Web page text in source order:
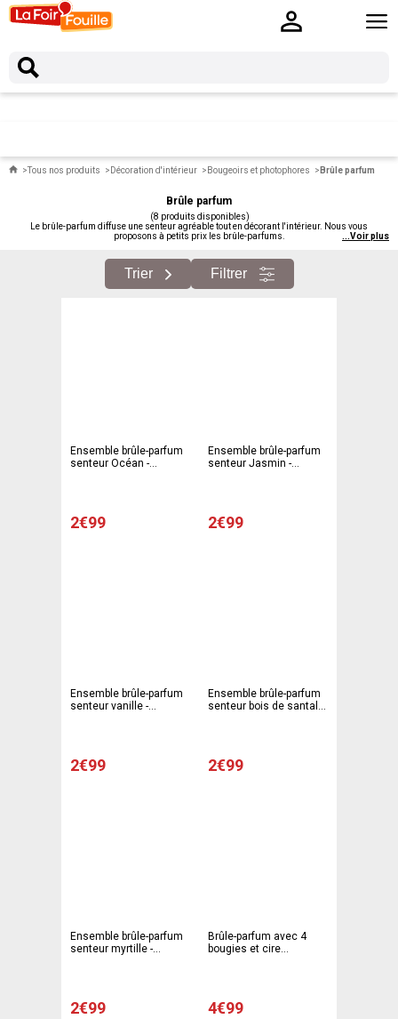
Tous nos produits Décoration d'intérieur Bougeoirs et photophores Brûle parfum
Brûle parfum
(8 produits disponibles)
Le brûle-parfum diffuse une senteur agréable tout en décorant l'intérieur. Nous vous
proposons à petits prix les brûle-parfums.
...Voir plus
Trier Filtrer
Ensemble brûle-parfum
senteur Océan -
2€99
Ensemble brûle-parfum
senteur Jasmin -
2€99
Ensemble brûle-parfum
senteur vanille -
2€99
Ensemble brûle-parfum
senteur bois de santal -
2€99
Ensemble brûle-parfum
senteur myrtille -
2€99
Brûle-parfum avec 4
bougies et cire
4€99